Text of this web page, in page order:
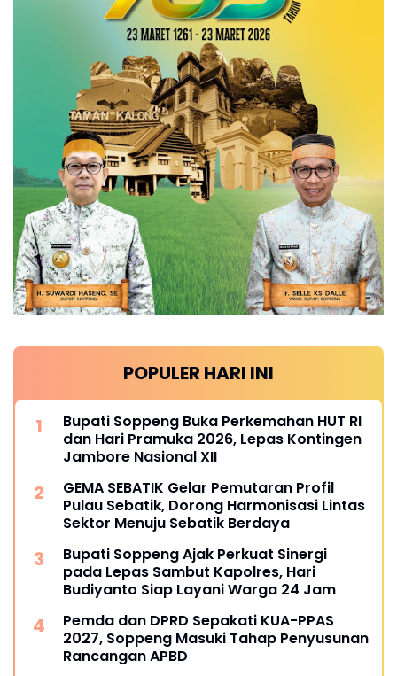
POPULER HARI INI
Bupati Soppeng Buka Perkemahan HUT RI
dan Hari Pramuka 2026, Lepas Kontingen
Jambore Nasional XII
GEMA SEBATIK Gelar Pemutaran Profil
Pulau Sebatik, Dorong Harmonisasi Lintas
Sektor Menuju Sebatik Berdaya
Bupati Soppeng Ajak Perkuat Sinergi
pada Lepas Sambut Kapolres, Hari
Budiyanto Siap Layani Warga 24 Jam
Pemda dan DPRD Sepakati KUA-PPAS
2027, Soppeng Masuki Tahap Penyusunan
Rancangan APBD